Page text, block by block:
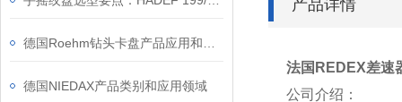
德国NIEDAX产品类别和应用领域
产品详情
法国REDEX差速
公司介绍：